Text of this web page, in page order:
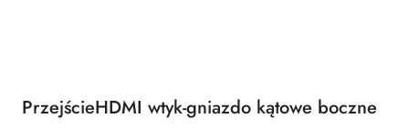
PrzejścieHDMI wtyk-gniazdo kątowe boczne